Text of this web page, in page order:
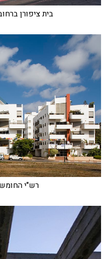
בית ציפורן
רש"י